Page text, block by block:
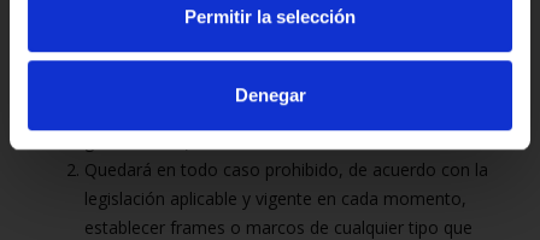
Permitir la selección
Denegar
derivadas de la Ley:
El enlace únicamente vinculará con la home page o
página principal pero no podrá reproducirla de
ninguna forma (online links, copia de los textos,
Quedará en todo caso prohibido, de acuerdo con la
legislación aplicable y vigente en cada momento,
establecer frames o marcos de cualquier tipo que